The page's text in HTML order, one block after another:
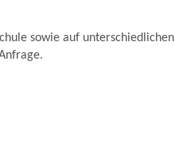
sowie auf unterschiedlichen